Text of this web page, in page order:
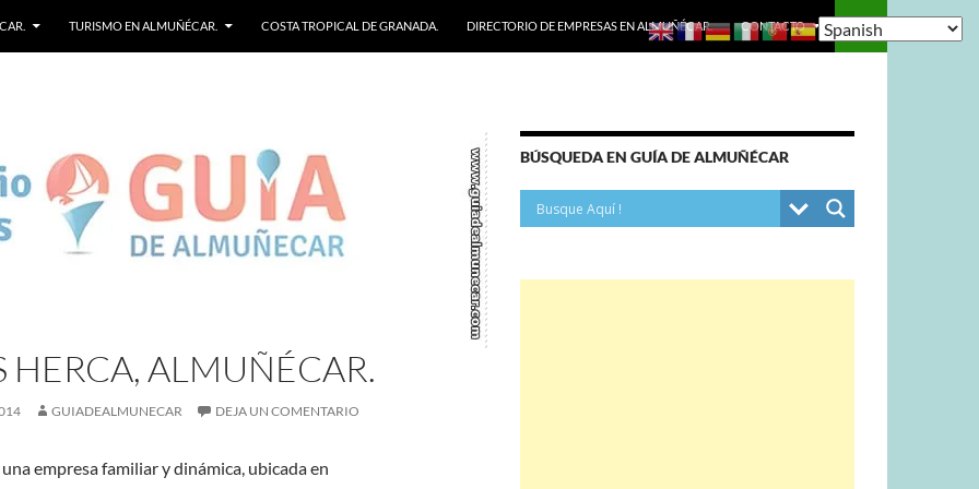
TURISMO EN ALMUÑÉCAR. COSTA TROPICAL DE GRANADA. DIRECTORIO DE EMPRESAS EN ALMUÑÉCAR. CONTACTO
HERCA, ALMUÑÉCAR.
GUIADEALMUNECAR DEJA UN COMENTARIO
una empresa familiar y dinámica, ubicada en
BÚSQUEDA EN GUÍA DE ALMUÑÉCAR